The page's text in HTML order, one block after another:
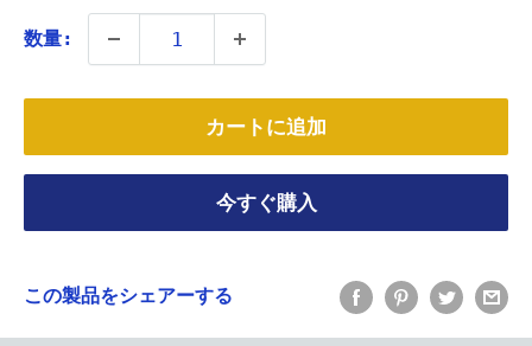
価
格
数量:
カートに追加
今すぐ購入
この製品をシェアーする